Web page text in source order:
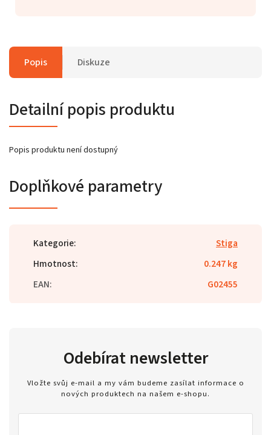
Popis Diskuze
Detailní popis produktu
Popis produktu není dostupný
Doplňkové parametry
Kategorie:
Stiga
Hmotnost:
0.247 kg
EAN: G02455
Odebírat newsletter
Vložte svůj e-mail a my vám budeme zasílat informace o
nových produktech na našem e-shopu.